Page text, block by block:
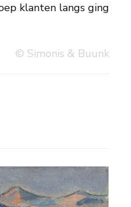
© Simonis & Buunk